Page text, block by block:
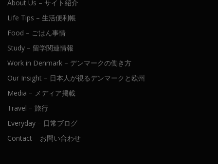
About Us – サイト紹介
Life Tips – 生活便利帳
Food – ごはん事情
Study – 留学関連情報
Work in Denmark – デンマークの働き方
Our Insight – 日本人が視るデンマークと欧州
Media – メディア掲載
Travel – 旅行
Everyday – 日常ブログ
Contact – お問い合わせ